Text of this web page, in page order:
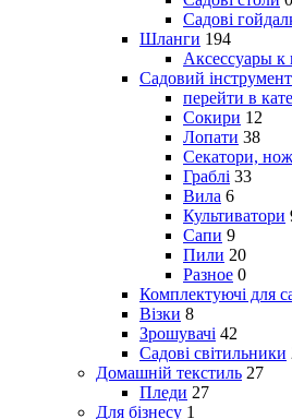
Садові
Шланги 194
Аксессуары к
Садовий інструмент
перейти в
Сокири 12
Лопати 38
Секатори,
Граблі 33
Вила 6
Культиватори
Сапи 9
Пили 20
Разное 0
Комплектуючі для
Візки 8
Зрошувачі 42
Садові світильники
Домашній текстиль 27
Пледи 27
Для бізнесу 1